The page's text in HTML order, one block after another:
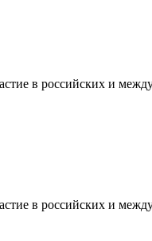
в российских и
в российских и